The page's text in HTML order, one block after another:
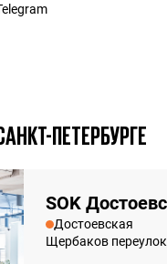
ПЕТЕРБУРГЕ
SOK
Достоевская
Щербаков